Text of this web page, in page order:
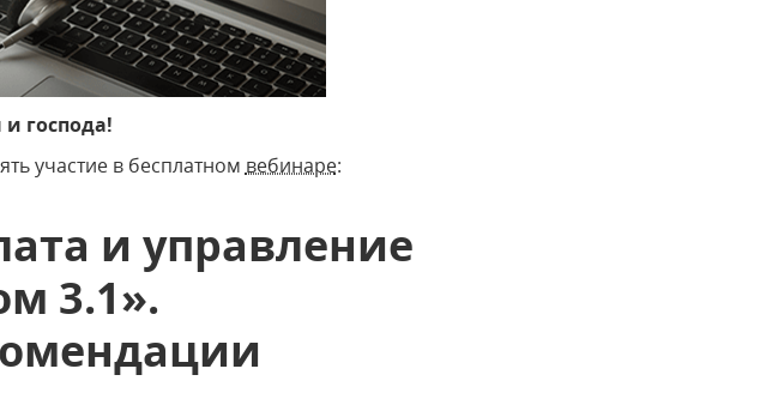
господа!
участие в бесплатном вебинаре:
и управление
3.1».